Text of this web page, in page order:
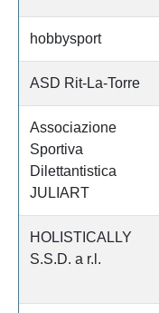
hobbysport
ASD Rit-La-Torre
Associazione
Sportiva
Dilettantistica
JULIART
HOLISTICALLY
S.S.D. a r.l.